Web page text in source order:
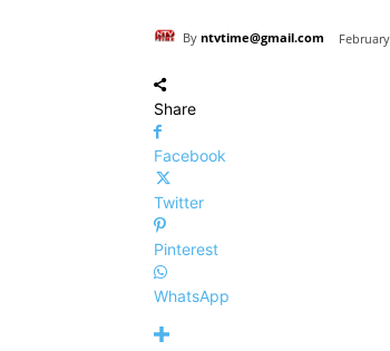
By ntvtime@gmail.com
Share
Facebook
Twitter
Pinterest
WhatsApp